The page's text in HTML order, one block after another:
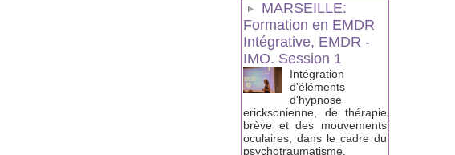
MARSEILLE:
Formation en EMDR
Intégrative, EMDR -
IMO. Session 1
Intégration
d'éléments
d'hypnose
ericksonienne, de thérapie
brève et des mouvements
oculaires, dans le cadre du
psychotraumatisme.